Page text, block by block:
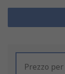
Prezzo